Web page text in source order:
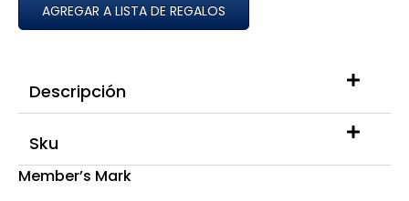
AGREGAR A LISTA DE REGALOS
Descripción
Sku
Member’s Mark